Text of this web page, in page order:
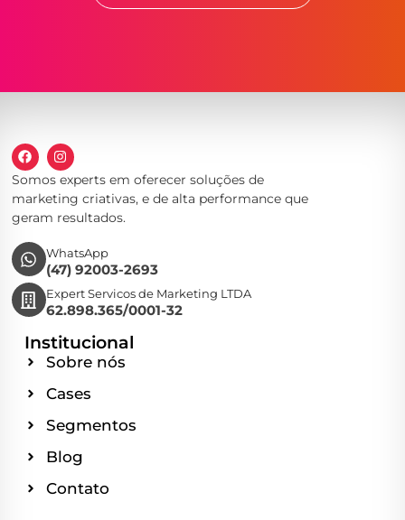
Somos experts em oferecer soluções de
marketing criativas, e de alta performance que
geram resultados.
WhatsApp
(47) 92003-2693
Expert Servicos de Marketing LTDA
62.898.365/0001-32
Institucional
Sobre nós
Cases
Segmentos
Blog
Contato